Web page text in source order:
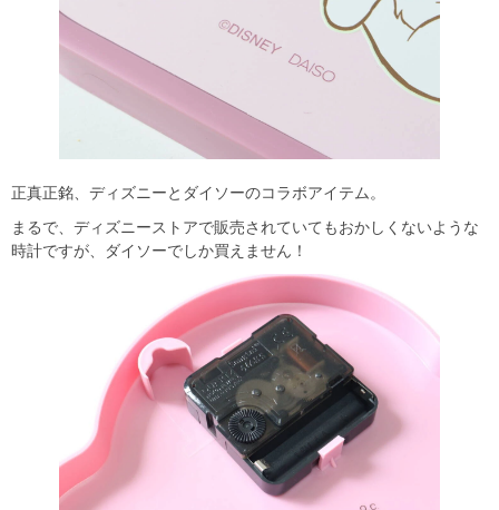
正真正銘、ディズニーとダイソーのコラボアイテム。
まるで、ディズニーストアで販売されていてもおかしくないような
時計ですが、ダイソーでしか買えません！